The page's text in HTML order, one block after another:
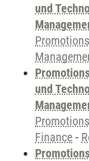
und
und
Finance -